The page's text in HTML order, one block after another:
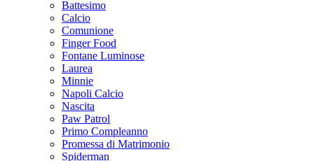
Battesimo
Calcio
Comunione
Finger Food
Fontane Luminose
Laurea
Minnie
Napoli Calcio
Nascita
Paw Patrol
Primo Compleanno
Promessa di Matrimonio
Spiderman